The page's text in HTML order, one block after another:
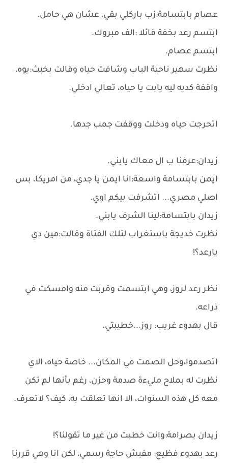
عصام بابتسامة:زب باركلي بقي، عشان هي حامل.
ابتسم رعد بخفة قائلا :الف مبروك.
ابتسم عصام.
نظرت سهير ناحية الباب وشافت حياه وقالت بخبث:يوه،
واقفة كديه ليه يابت يا حياه، تعالي ادخلي.
اتحرجت حياه ودخلت ووقفت جمب جدها.
زيدان:عرفنا ب ال معاك يابني.
ايمن بابتسامة واسعة:انا ايمن يا جدي، من امريكا، بس
اصلي مصري... اتشرفت بيكم اوي.
زيدان بابتسامة:لينا الشرف يابني.
نظرت خديجة باستغراب لتلك الفتاة وقالت:مين دي
يارعد؟!
نظر رعد لروز، وهي ابتسمت وقربت منه وامسكت في
ذراعه.
قال بهدوء غريب: روز...خطيبتي.
اتصدموا،وحل الصمت في المكان... خاصة حياه، الاي
نظرت له بملاح مليءة صدمة وحزن، رغم بأنها لم تكن
معه كل هذه السنوات، الا انها تعلقت به، كيف؟ لاتعرف.
زيدان بصرامة:وانت خطبت من غير ما تقولنا؟!
رعد بهدوء فظيع: مفيش حاجة رسمي، لكن انا وهي قررنا